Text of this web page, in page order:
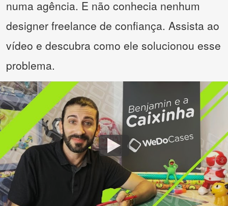
numa agência. E não conhecia nenhum
designer freelance de confiança. Assista ao
vídeo e descubra como ele solucionou esse
problema.